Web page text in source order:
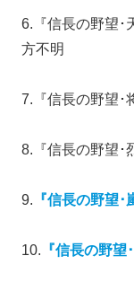
6.『信長の野望
方不明
7.『信長の野望
8.『信長の野望
9. 『信長の野望
10. 『信長の野